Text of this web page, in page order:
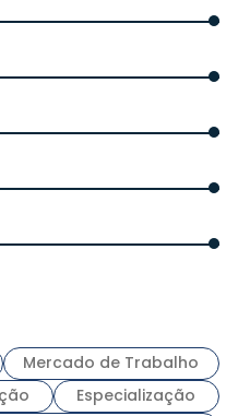
Mercado de Trabalho
Especialização